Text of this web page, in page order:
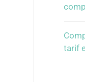
tarif